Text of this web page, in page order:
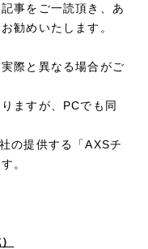
事をご一読頂き、あ
勧めいたします。
際と異なる場合がご
ますが、PCでも同
の提供する「AXSチ
。